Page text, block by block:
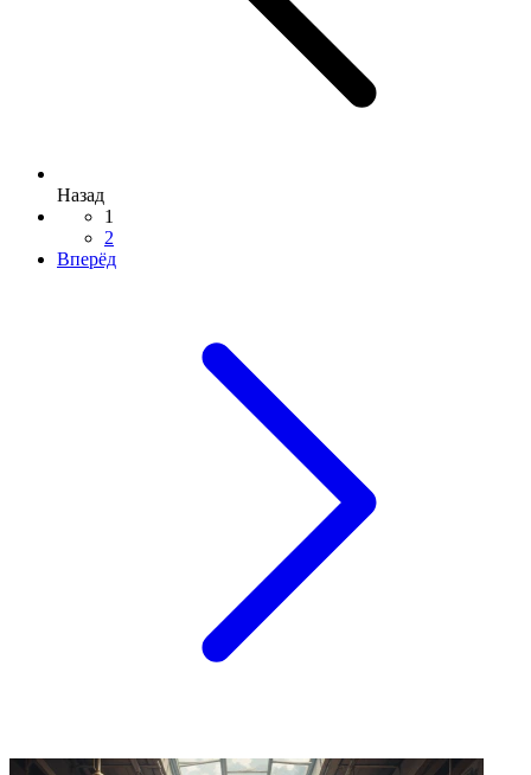
Назад
1
2
Вперёд